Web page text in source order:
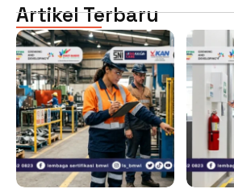
Artikel Terbaru